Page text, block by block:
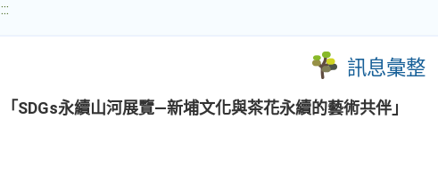
:::
訊息彙整
「SDGs永續山河展覽—新埔文化與茶花永續的藝術共伴」